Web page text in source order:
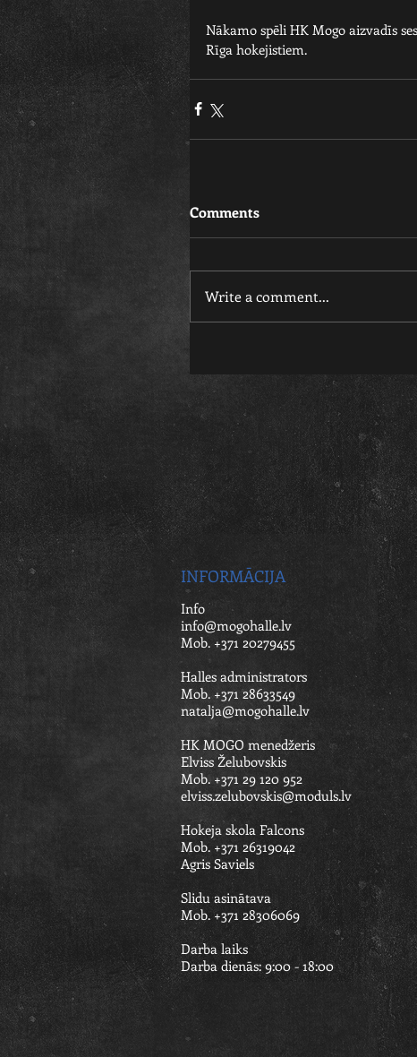
Nākamo spēli HK Mogo aizvadīs
Rīga hokejistiem.
Comments
Write a comment...
INFORMĀCIJA
Info
info@mogohalle.lv
Mob. +371 20279455
Halles administrators
Mob. +371 28633549
natalja@mogohalle.lv
HK MOGO menedžeris
Elviss Želubovskis
Mob. +371 29 120 952
elviss.zelubovskis@moduls.lv
Hokeja skola Falcons
Mob. +371 26319042
Agris Saviels​​
Slidu asinātava
Mob. +371 28306069
Darba laiks
Darba dienās: 9:00 - 18:00